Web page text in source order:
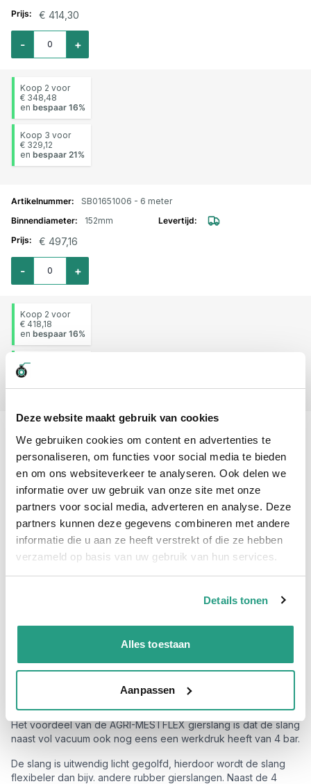
Deze website maakt gebruik van cookies
We gebruiken cookies om content en advertenties te
personaliseren, om functies voor social media te bieden
en om ons websiteverkeer te analyseren. Ook delen we
informatie over uw gebruik van onze site met onze
partners voor social media, adverteren en analyse. Deze
partners kunnen deze gegevens combineren met andere
informatie die u aan ze heeft verstrekt of die ze hebben
verzameld op basis van uw gebruik van hun services.
Details tonen
Alles toestaan
Aanpassen
€ 414,30
Aantal voor Gierslang AGRI-MESTFLEX 152mm (6") L=5mtr
+
-
Koop 2 voor
€ 348,48
en bespaar 16%
Koop 3 voor
€ 329,12
en bespaar 21%
SB01651006 - 6 meter
152mm
€ 497,16
Aantal voor Gierslang AGRI-MESTFLEX 152mm (6") L=6mtr
+
-
Koop 2 voor
€ 418,18
en bespaar 16%
Koop 3 voor
€ 394,94
en
15.000 producten uit voorraad
Hoge klantbeoordelingen: 9/10
Snelle levering
Snel naar
Details Plus- en minpunten Meer informatie
Lichtgewicht rubber gierslang type AGRI-MESTFLEX 152mm
Deze extreem flexibele lichtgewicht gierslang is de meest
MESTFLEX wordt veelvuldig gebruikt voor het het zuigen en
persen (max. 4 bar) van (vuil) water, mest, gier en andere
Het voordeel van de AGRI-MESTFLEX gierslang is dat de slang
naast vol vacuum ook nog eens een werkdruk heeft van 4 bar.
De slang is uitwendig licht gegolfd, hierdoor wordt de slang
flexibeler dan bijv. andere rubber gierslangen. Naast de 4